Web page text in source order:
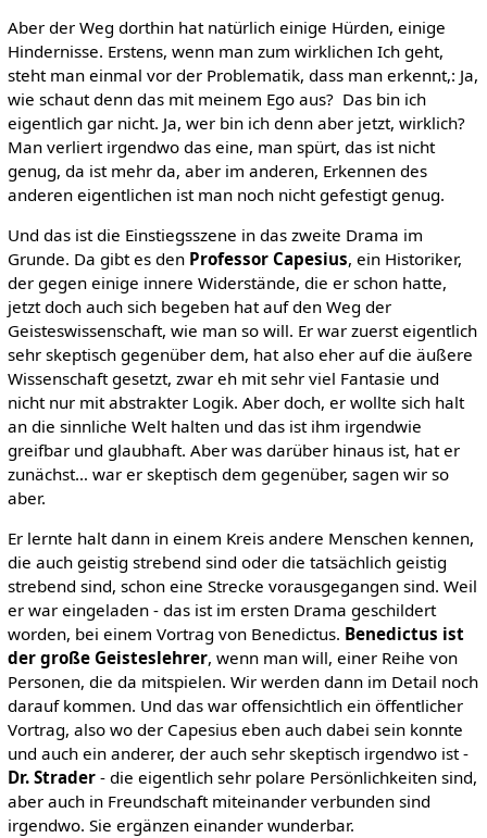
Aber der Weg dorthin hat natürlich einige Hürden, einige
Hindernisse. Erstens, wenn man zum wirklichen Ich geht,
steht man einmal vor der Problematik, dass man erkennt,: Ja,
wie schaut denn das mit meinem Ego aus? Das bin ich
eigentlich gar nicht. Ja, wer bin ich denn aber jetzt, wirklich?
Man verliert irgendwo das eine, man spürt, das ist nicht
genug, da ist mehr da, aber im anderen, Erkennen des
anderen eigentlichen ist man noch nicht gefestigt genug.
Und das ist die Einstiegsszene in das zweite Drama im
Grunde. Da gibt es den Professor Capesius, ein Historiker,
der gegen einige innere Widerstände, die er schon hatte,
jetzt doch auch sich begeben hat auf den Weg der
Geisteswissenschaft, wie man so will. Er war zuerst eigentlich
sehr skeptisch gegenüber dem, hat also eher auf die äußere
Wissenschaft gesetzt, zwar eh mit sehr viel Fantasie und
nicht nur mit abstrakter Logik. Aber doch, er wollte sich halt
an die sinnliche Welt halten und das ist ihm irgendwie
greifbar und glaubhaft. Aber was darüber hinaus ist, hat er
zunächst… war er skeptisch dem gegenüber, sagen wir so
aber.
Er lernte halt dann in einem Kreis andere Menschen kennen,
die auch geistig strebend sind oder die tatsächlich geistig
strebend sind, schon eine Strecke vorausgegangen sind. Weil
er war eingeladen - das ist im ersten Drama geschildert
worden, bei einem Vortrag von Benedictus. Benedictus ist
der große Geisteslehrer, wenn man will, einer Reihe von
Personen, die da mitspielen. Wir werden dann im Detail noch
darauf kommen. Und das war offensichtlich ein öffentlicher
Vortrag, also wo der Capesius eben auch dabei sein konnte
und auch ein anderer, der auch sehr skeptisch irgendwo ist -
Dr. Strader- die eigentlich sehr polare Persönlichkeiten sind,
aber auch in Freundschaft miteinander verbunden sind
irgendwo. Sie ergänzen einander wunderbar.